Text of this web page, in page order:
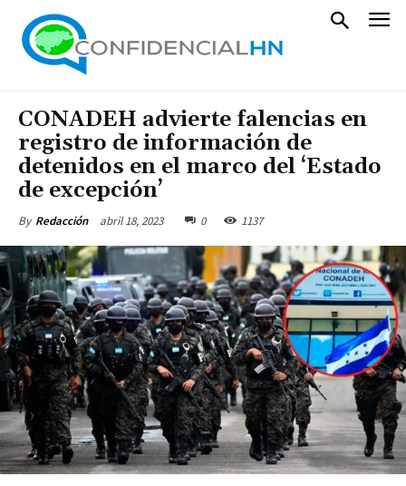
CONADEH advierte falencias en
registro de información de
detenidos en el marco del ‘Estado
de excepción’
By Redacción abril 18, 2023 0 1137